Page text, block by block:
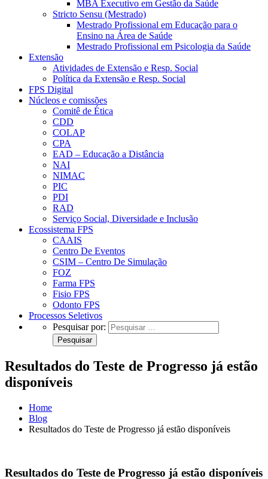
MBA Executivo em Gestão da Saúde
Stricto Sensu (Mestrado)
Mestrado Profissional em Educação para o
Ensino na Área de Saúde
Mestrado Profissional em Psicologia da Saúde
Extensão
Atividades de Extensão e Resp. Social
Política da Extensão e Resp. Social
FPS Digital
Núcleos e comissões
Comitê de Ética
CDD
COLAP
CPA
EAD – Educação a Distância
NAI
NIMAC
PIC
PDI
RAD
Serviço Social, Diversidade e Inclusão
Ecossistema FPS
CAAIS
Centro De Eventos
CSIM – Centro De Simulação
FOZ
Farma FPS
Fisio FPS
Odonto FPS
Processos Seletivos
Pesquisar por:
Resultados do Teste de Progresso já estão
disponíveis
Home
Blog
Resultados do Teste de Progresso já estão disponíveis
Resultados do Teste de Progresso já estão disponíveis